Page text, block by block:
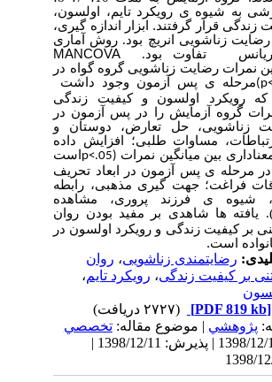
به شیوه ی رویکرد تایم، اولسون،
زندگی قرار گرفتند. ابزار اندازه گیری،
زناشویی انریچ بود. روش آماری
MANCOVA بود.
تفاوت
نمرات رضایت زناشویی گروه گواه در
مرحله ی پس آزمون وجود داشت
رویکرد اولسون و کیفیت زندگی
گروه آزمایش را در پس آزمون در
زناشویی، حل تعارض، دوستان و
مساوات طلبی؛ افزایش داده
استp<.05)بین میانگین نمرات
مرحله ی پس آزمون در ابعاد تحریف
فراغت؛ جهت گیری مذهبی، رابطه
ی فرزند پروری، مشاهده
یافته ها شاهدی بر مفید بودن روان
بر کیفیت زندگی و رویکرد اولسون در
است.
رضایتمندی زناشویی،روان
بر کیفیت زندگی،رویکرد تایم،
پژوهشي| موضوع مقاله:تخصصي
دریافت: 1398/12/11 | پذیرش: 1398/12/11 |